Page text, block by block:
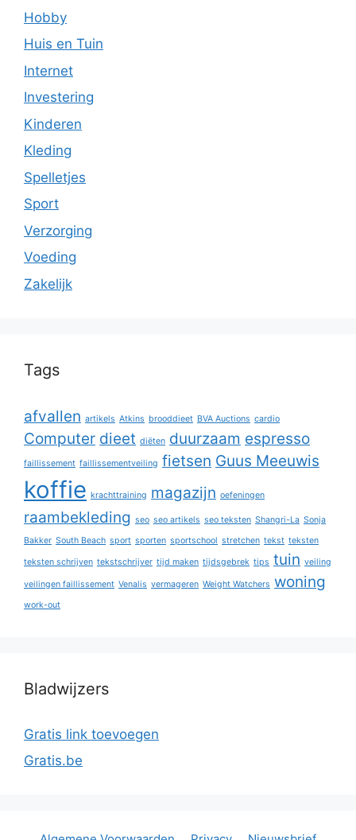
Hobby
Huis en Tuin
Internet
Investering
Kinderen
Kleding
Spelletjes
Sport
Verzorging
Voeding
Zakelijk
Tags
afvallen artikels Atkins brooddieet BVA Auctions cardio
Computer dieet diëten duurzaam espresso
faillissement faillissementveiling fietsen Guus Meeuwis
koffie krachttraining magazijn oefeningen
raambekleding seo seo artikels seo teksten Shangri-La Sonja
Bakker South Beach sport sporten sportschool stretchen tekst teksten
teksten schrijven tekstschrijver tijd maken tijdsgebrek tips tuin veiling
veilingen faillissement Venalis vermageren Weight Watchers woning
work-out
Bladwijzers
Gratis link toevoegen
Gratis.be